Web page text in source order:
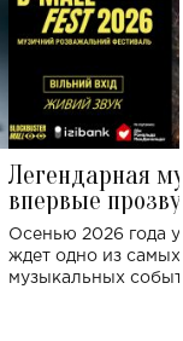
Легендарная
впервые
Украине: где
Осенью 2026 года
ждет одно из
музыкальных